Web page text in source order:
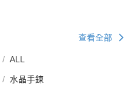
查看全部
ALL
水晶手鍊